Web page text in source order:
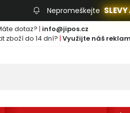
Nepromeškejte
dotaz? | info@jipos.cz
zboží do 14 dní? | Využijte náš